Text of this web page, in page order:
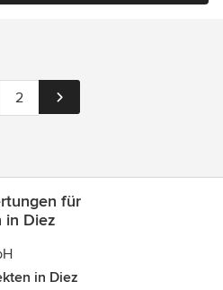
2
für
in Diez
in Diez